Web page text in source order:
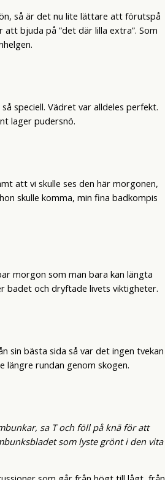
så är det nu lite lättare att förutspå
bjuda på ”det där lilla extra”. Som
speciell. Vädret var alldeles perfekt.
lager pudersnö.
att vi skulle ses den här morgonen,
skulle komma, min fina badkompis
morgon som man bara kan längta
badet och dryftade livets viktigheter.
sin bästa sida så var det ingen tvekan
längre rundan genom skogen.
sa T och föll på knä för att
som lyste grönt i den vita